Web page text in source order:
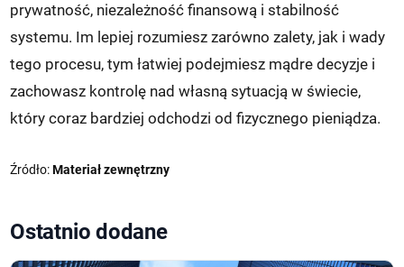
prywatność, niezależność finansową i stabilność
systemu. Im lepiej rozumiesz zarówno zalety, jak i wady
tego procesu, tym łatwiej podejmiesz mądre decyzje i
zachowasz kontrolę nad własną sytuacją w świecie,
który coraz bardziej odchodzi od fizycznego pieniądza.
Źródło:Materiał zewnętrzny
Ostatnio dodane